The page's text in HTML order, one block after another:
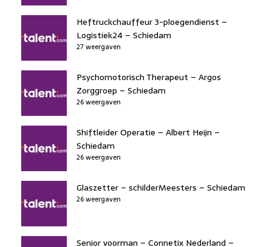
Heftruckchauffeur 3-ploegendienst –
Logistiek24 – Schiedam
27 weergaven
Psychomotorisch Therapeut – Argos
Zorggroep – Schiedam
26 weergaven
Shiftleider Operatie – Albert Heijn –
Schiedam
26 weergaven
Glaszetter – schilderMeesters – Schiedam
26 weergaven
Senior voorman – Connetix Nederland –